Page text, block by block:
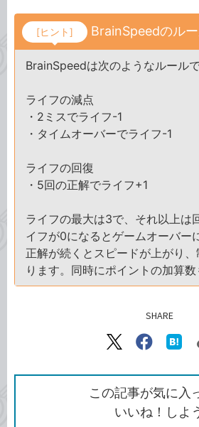
[ヒント] BrainSpeedのルー
BrainSpeedは次のようなルールで
ライフの減点
・2ミスでライフ-1
・タイムオーバーでライフ-1
ライフの回復
・5回の正解でライフ+1
ライフの最大は3で、それ以上は
イフが0になるとゲームオーバー
正解が続くとスピードが上がり
ります。同時にポイントの加算数
SHARE
X（旧
で
シ
ェ
ア
Facebook
シ
ェ
ア
な
ブ
ッ
ク
この記事が気に入
いいね！しよ